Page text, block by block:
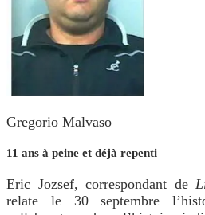
Gregorio Malvaso
11 ans à peine et déjà repenti
Eric Jozsef, correspondant de
relate le 30 septembre